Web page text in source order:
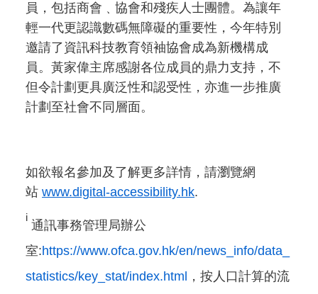
員，包括商會﹑協會和殘疾人士團體。為讓年
輕一代更認識數碼無障礙的重要性，今年特別
邀請了資訊科技教育領袖協會成為新機構成
員。黃家偉主席感謝各位成員的鼎力支持，不
但令計劃更具廣泛性和認受性，亦進一步推廣
計劃至社會不同層面。
如欲報名參加及了解更多詳情，請瀏覽網
站 www.digital-accessibility.hk.
i
通訊事務管理局辦公
室:https://www.ofca.gov.hk/en/news_info/data_
statistics/key_stat/index.html
，按人口計算的流